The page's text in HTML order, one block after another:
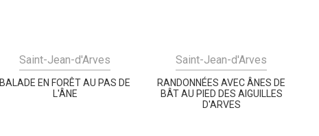
Saint-Jean-d'Arves
BALADE EN FORÊT AU PAS DE
L'ÂNE
Saint-Jean-d'Arves
RANDONNÉES AVEC ÂNES DE
BÂT AU PIED DES AIGUILLES
D'ARVES